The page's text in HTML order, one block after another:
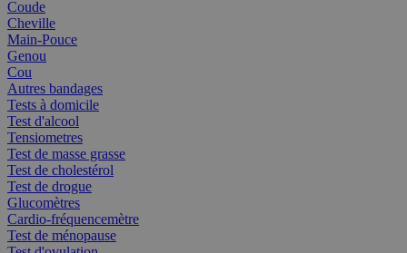
Coude
Cheville
Main-Pouce
Genou
Cou
Autres bandages
Tests à domicile
Test d'alcool
Tensiometres
Test de masse grasse
Test de cholestérol
Test de drogue
Glucomètres
Cardio-fréquencemètre
Test de ménopause